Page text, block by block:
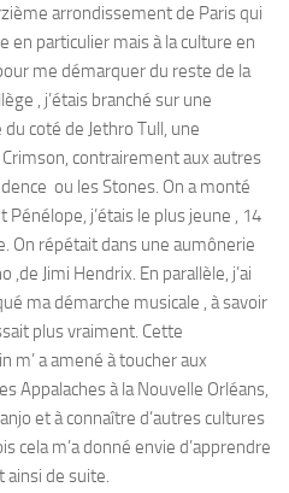
arrondissement de Paris qui
en particulier mais à la culture en
me démarquer du reste de la
, j’étais branché sur une
coté de Jethro Tull, une
contrairement aux autres
ou les Stones. On a monté
Pénélope, j’étais le plus jeune , 14
On répétait dans une aumônerie
,de Jimi Hendrix. En parallèle, j’ai
ma démarche musicale , à savoir
plus vraiment. Cette
m’ a amené à toucher aux
Appalaches à la Nouvelle Orléans,
et à connaître d’autres cultures
cela m’a donné envie d’apprendre
de suite.